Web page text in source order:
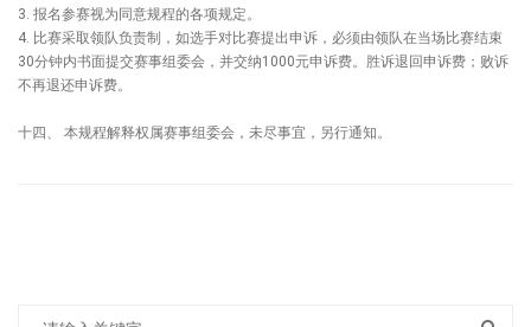
3. 报名参赛视为同意规程的各项规定。
4. 比赛采取领队负责制，如选手对比赛提出申诉，必须由领队在当场比赛结束
30分钟内书面提交赛事组委会，并交纳1000元申诉费。胜诉退回申诉费；败诉
不再退还申诉费。
十四、 本规程解释权属赛事组委会，未尽事宜，另行通知。